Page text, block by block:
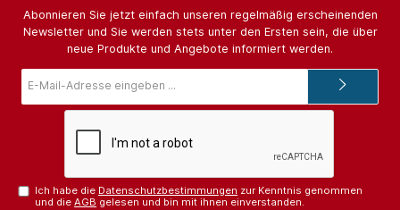
Abonnieren Sie jetzt einfach unseren regelmäßig erscheinenden
Newsletter und Sie werden stets unter den Ersten sein, die über
neue Produkte und Angebote informiert werden.
Mail-
Ich habe die Datenschutzbestimmungen zur Kenntnis genommen
und dieAGB gelesen und bin mit ihnen einverstanden.